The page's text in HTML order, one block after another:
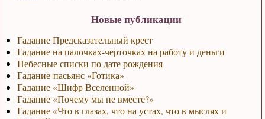
Новые публикации
Гадание Предсказательный крест
Гадание на палочках-черточках на работу и деньги
Небесные списки по дате рождения
Гадание-пасьянс «Готика»
Гадание «Шифр Вселенной»
Гадание «Почему мы не вместе?»
Гадание «Что в глазах, что на устах, что в мыслях и